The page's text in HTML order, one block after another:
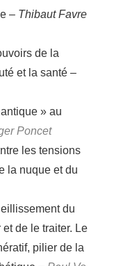
– Thibaut Favre
de la
et la santé –
» au
Poncet
les tensions
la nuque et du
du
de le traiter. Le
pilier de la